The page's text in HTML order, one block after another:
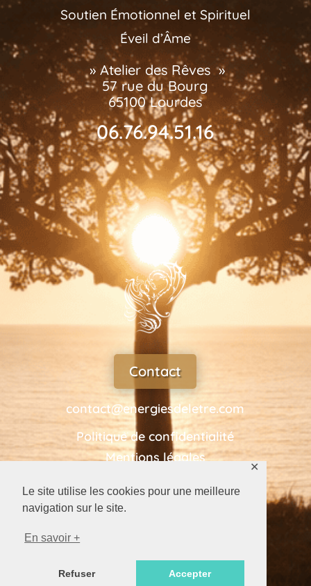
Le site utilise les cookies pour une meilleure
navigation sur le site.
En savoir +
Refuser Accepter
✕
Soutien Émotionnel et Spirituel
Éveil d’Âme
» Atelier des Rêves »
57 rue du Bourg
65100 Lourdes
06.76.94.51.16
Contact
contact@energiesdeletre.com
Politique de confidentialité
Mentions légales